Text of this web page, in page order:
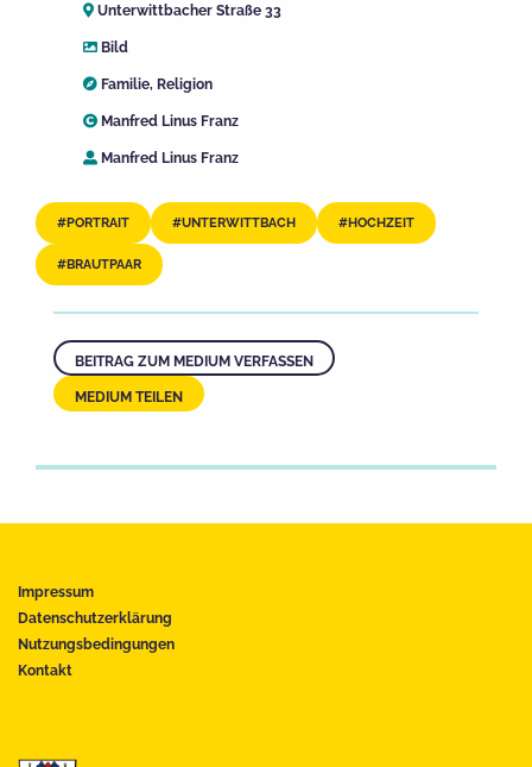
Unterwittbacher Straße 33
Bild
Familie, Religion
Manfred Linus Franz
Manfred Linus Franz
PORTRAIT UNTERWITTBACH HOCHZEIT
BRAUTPAAR
BEITRAG ZUM MEDIUM VERFASSEN
MEDIUM TEILEN
Impressum
Datenschutzerklärung
Nutzungsbedingungen
Kontakt